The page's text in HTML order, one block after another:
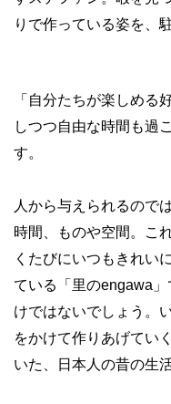
りで作っている姿を、
「自分たちが楽しめる
しつつ自由な時間も過
す。
人から与えられるので
時間、ものや空間。こ
くたびにいつもきれい
ている「里のengawa
けではないでしょう。
をかけて作りあげてい
いた、日本人の昔の生